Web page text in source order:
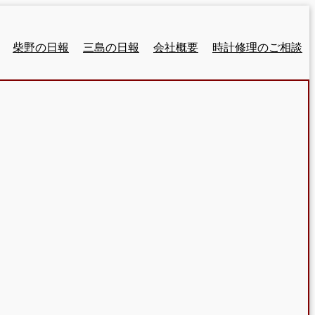
柴野の日報 三島の日報 会社概要 時計修理のご相談